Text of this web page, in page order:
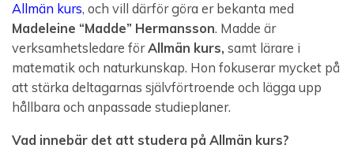
Allmän kurs, och vill därför göra er bekanta med
Madeleine “Madde” Hermansson. Madde är
verksamhetsledare förAllmän kurs, samt lärare i
matematik och naturkunskap. Hon fokuserar mycket på
att stärka deltagarnas självförtroende och lägga upp
hållbara och anpassade studieplaner.
Vad innebär det att studera på Allmän kurs?